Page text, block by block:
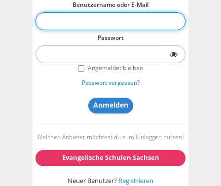
Benutzername oder E-Mail
Passwort
Angemeldet bleiben
Passwort vergessen?
Welchen Anbieter möchtest du zum Einloggen nutzen?
Evangelische Schulen Sachsen
Neuer Benutzer? Registrieren